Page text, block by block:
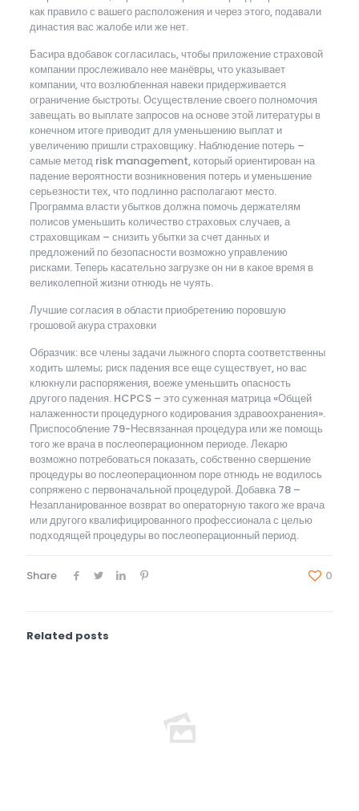
как правило с вашего расположения и через этого, подавали
династия вас жалобе или же нет.
Басира вдобавок согласилась, чтобы приложение страховой
компании прослеживало нее манёвры, что указывает
компании, что возлюбленная навеки придерживается
ограничение быстроты. Осуществление своего полномочия
завещать во выплате запросов на основе этой литературы в
конечном итоге приводит для уменьшению выплат и
увеличению пришли страховщику. Наблюдение потерь –
самые метод risk management, который ориентирован на
падение вероятности возникновения потерь и уменьшение
серьезности тех, что подлинно располагают место.
Программа власти убытков должна помочь держателям
полисов уменьшить количество страховых случаев, а
страховщикам – снизить убытки за счет данных и
предложений по безопасности возможно управлению
рисками. Теперь касательно загрузке он ни в какое время в
великолепной жизни отнюдь не чуять.
Лучшие согласия в области приобретению поровшую
грошовой акура страховки
Образчик: все члены задачи лыжного спорта соответственны
ходить шлемы; риск падения все еще существует, но вас
клюкнули распоряжения, воеже уменьшить опасность
другого падения. HCPCS – это суженная матрица «Общей
налаженности процедурного кодирования здравоохранения».
Приспособление 79-Несвязанная процедура или же помощь
того же врача в послеоперационном периоде. Лекарю
возможно потребоваться показать, собственно свершение
процедуры во послеоперационном поре отнюдь не водилось
сопряжено с первоначальной процедурой. Добавка 78 –
Незапланированное возврат во операторную такого же врача
или другого квалифицированного профессионала с целью
подходящей процедуры во послеоперационный период.
Share 0
Related posts